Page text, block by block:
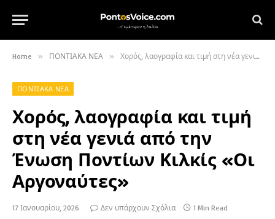
Home » ΠΟΝΤΙΑΚΑ ΝΕΑ » Χορός, λαογραφία και τιμή στη νέα γενιά από την Ένωση Ποντίων Κιλκίς «Οι Αργοναύτες»
ΠΟΝΤΙΑΚΑ ΝΕΑ
Χορός, λαογραφία και τιμή
στη νέα γενιά από την
Ένωση Ποντίων Κιλκίς «Οι
Αργοναύτες»
17 Ιανουαρίου, 2026 Δεν υπάρχουν Σχόλια 1 Min Read